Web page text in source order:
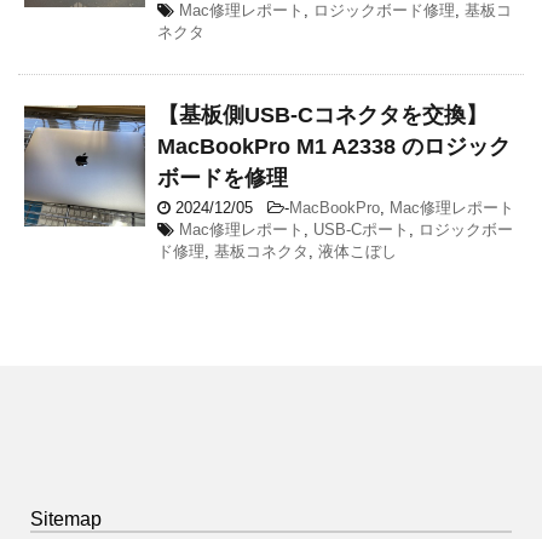
Mac修理レポート , ロジックボード修理, 基板コ
ネクタ
【基板側USB-Cコネクタを交換】
MacBookPro M1 A2338 のロジック
ボードを修理
2024/12/05 -MacBookPro, Mac修理レポート
Mac修理レポート , USB-Cポート , ロジックボー
ド修理, 基板コネクタ , 液体こぼし
Sitemap